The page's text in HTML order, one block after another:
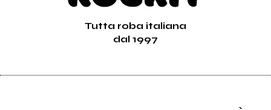
Tutta roba italiana
dal 1997